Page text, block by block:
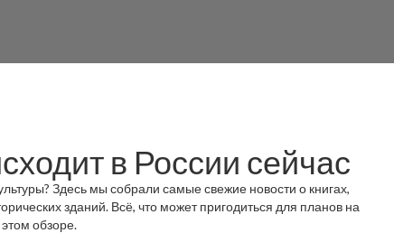
в России сейчас
Здесь мы собрали самые свежие новости о книгах,
зданий. Всё, что может пригодиться для планов на
обзоре.